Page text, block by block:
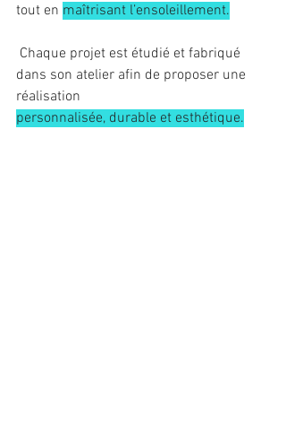
tout en maîtrisant l’ensoleillement.
dans son atelier afin de proposer une
réalisation
personnalisée, durable et esthétique.